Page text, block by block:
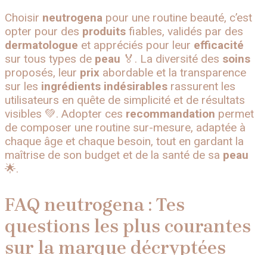
Choisir neutrogena pour une routine beauté, c’est
opter pour des produits fiables, validés par des
dermatologue et appréciés pour leur efficacité
sur tous types de peau 🏅. La diversité des soins
proposés, leur prix abordable et la transparence
sur les ingrédients indésirables rassurent les
utilisateurs en quête de simplicité et de résultats
visibles 💚. Adopter ces recommandation permet
de composer une routine sur-mesure, adaptée à
chaque âge et chaque besoin, tout en gardant la
maîtrise de son budget et de la santé de sa peau
🌟.
FAQ neutrogena : Tes
questions les plus courantes
sur la marque décryptées